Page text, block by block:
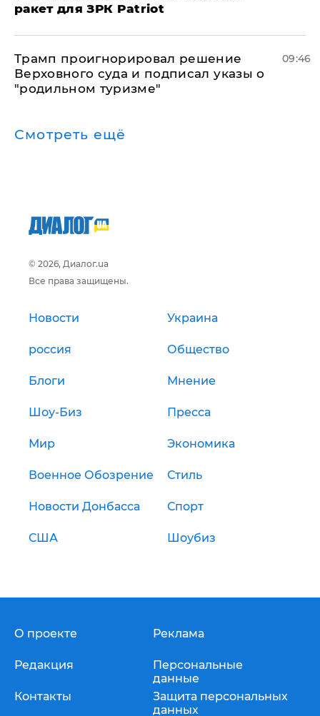
ракет для ЗРК Patriot
Трамп проигнорировал решение
Верховного суда и подписал указы о
"родильном туризме"
09:46
Смотреть ещё
© 2026, Диалог.ua
Все права защищены.
Новости Украина
россия Общество
Блоги Мнение
Шоу-Биз Пресса
Мир Экономика
Военное Обозрение Стиль
Новости Донбасса Спорт
США Шоубиз
О проекте
Редакция
Контакты
Реклама
Персональные
данные
Защита персональных
данных